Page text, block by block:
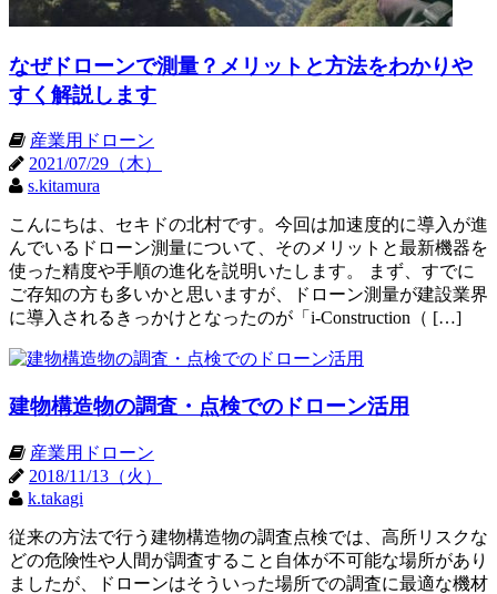
なぜドローンで測量？メリットと方法をわかりや
すく解説します
産業用ドローン
2021/07/29（木）
s.kitamura
こんにちは、セキドの北村です。今回は加速度的に導入が進
んでいるドローン測量について、そのメリットと最新機器を
使った精度や手順の進化を説明いたします。 まず、すでに
ご存知の方も多いかと思いますが、ドローン測量が建設業界
に導入されるきっかけとなったのが「i-Construction（ […]
建物構造物の調査・点検でのドローン活用
産業用ドローン
2018/11/13（火）
k.takagi
従来の方法で行う建物構造物の調査点検では、高所リスクな
どの危険性や人間が調査すること自体が不可能な場所があり
ましたが、ドローンはそういった場所での調査に最適な機材